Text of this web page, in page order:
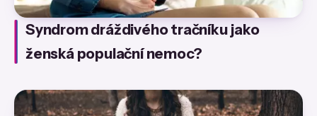
Syndrom dráždivého tračníku jako
ženská populační nemoc?